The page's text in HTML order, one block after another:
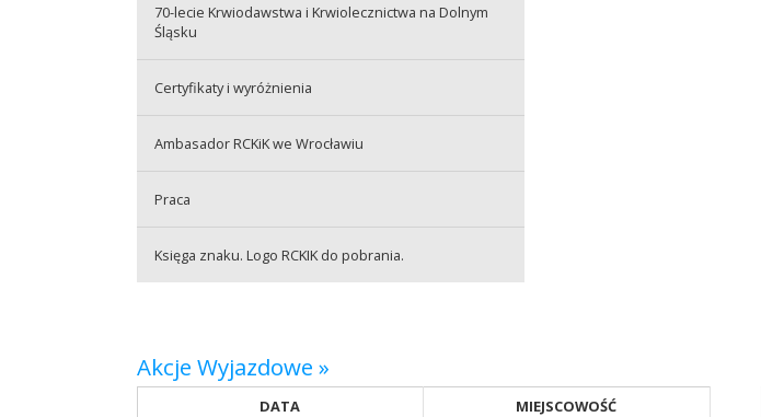
70-lecie Krwiodawstwa i Krwiolecznictwa na Dolnym
Śląsku
Certyfikaty i wyróżnienia
Ambasador RCKiK we Wrocławiu
Praca
Praca
Księga znaku. Logo RCKIK do pobrania.
Akcje Wyjazdowe »
DATA
MIEJSCOWOŚĆ